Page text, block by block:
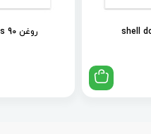
روغن shell spirax s2 als 90